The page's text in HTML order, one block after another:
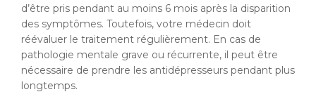
d’être pris pendant au moins 6 mois après la disparition
des symptômes. Toutefois, votre médecin doit
réévaluer le traitement régulièrement. En cas de
pathologie mentale grave ou récurrente, il peut être
nécessaire de prendre les antidépresseurs pendant plus
longtemps.